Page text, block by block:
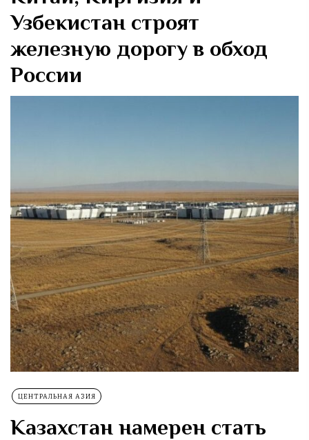
Узбекистан строят
железную дорогу в обход
России
ЦЕНТРАЛЬНАЯ АЗИЯ
Казахстан намерен стать